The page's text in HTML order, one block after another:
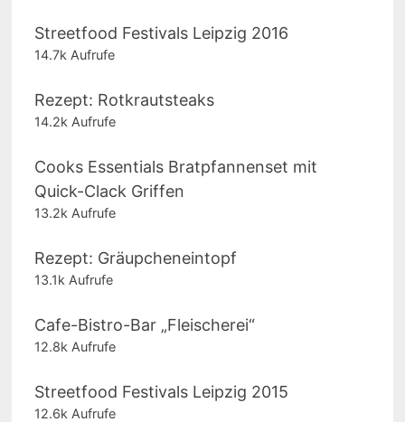
Streetfood Festivals Leipzig 2016
14.7k Aufrufe
Rezept: Rotkrautsteaks
14.2k Aufrufe
Cooks Essentials Bratpfannenset mit
Quick-Clack Griffen
13.2k Aufrufe
Rezept: Gräupcheneintopf
13.1k Aufrufe
Cafe-Bistro-Bar „Fleischerei“
12.8k Aufrufe
Streetfood Festivals Leipzig 2015
12.6k Aufrufe